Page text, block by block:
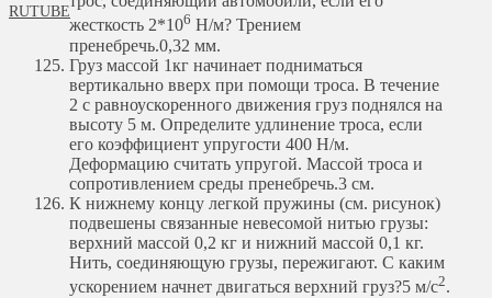
RUTUBE
жесткость 2*106 Н/м? Трением
пренебречь.0,32 мм.
Груз массой 1кг начинает подниматься
вертикально вверх при помощи троса. В течение
2 с равноускоренного движения груз поднялся на
высоту 5 м. Определите удлинение троса, если
его коэффициент упругости 400 Н/м.
Деформацию считать упругой. Массой троса и
сопротивлением среды пренебречь.3 см.
К нижнему концу легкой пружины (см. рисунок)
подвешены связанные невесомой нитью грузы:
верхний массой 0,2 кг и нижний массой 0,1 кг.
Нить, соединяющую грузы, пережигают. С каким
ускорением начнет двигаться верхний груз?5 м/с2.